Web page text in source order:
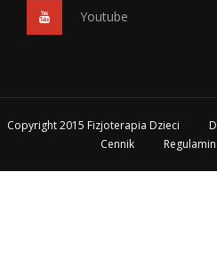
Youtube
Copyright 2015 Fizjoterapia Dzieci
Cennik
Regulamin